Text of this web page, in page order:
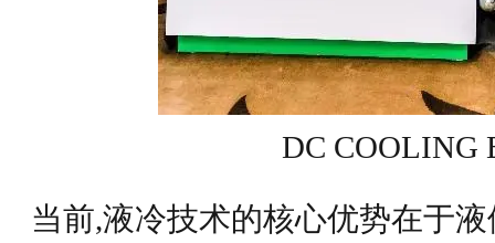
DC COOLING
当前,液冷技术的核心优势在于